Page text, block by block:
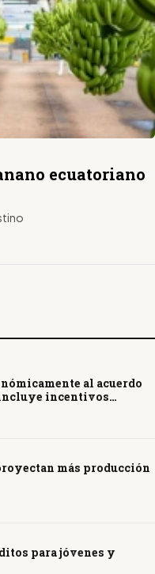
ecuatoriano
al acuerdo
incentivos
más producción
para jóvenes y